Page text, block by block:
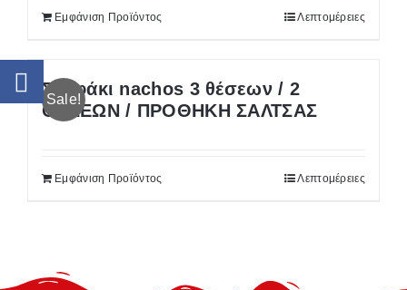
Εμφάνιση Προϊόντος Λεπτομέρειες
Sale!
Σκαφάκι nachos 3 θέσεων / 2
ΘΕΣΕΩΝ / ΠΡΟΘΗΚΗ ΣΑΛΤΣΑΣ
Εμφάνιση Προϊόντος Λεπτομέρειες